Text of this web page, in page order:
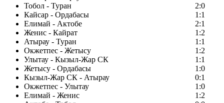
Тобол - Туран
2:0
Кайсар - Ордабасы
1:1
Елимай - Актобе
2:1
Женис - Кайрат
1:2
Атырау - Туран
1:1
Окжетпес - Жетысу
1:2
Улытау - Кызыл-Жар СК
1:1
Жетысу - Ордабасы
1:0
Кызыл-Жар СК - Атырау
0:1
Окжетпес - Улытау
1:0
Елимай - Женис
1:2